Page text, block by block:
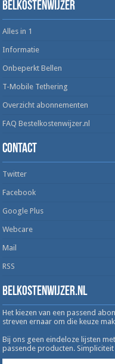
Belkostenwijzer
Alles in 1
Informatie
Onbeperkt Bellen
T-Mobile Tethering
Overzicht abonnementen
FAQ Bestelkostenwijzer.nl
Contact
Twitter
Facebook
Google Plus
Webcare
Mail
RSS
Belkostenwijzer.nl
Het kiezen van een passend
streven ernaar om die keuze
Bij ons geen eindeloze lijsten
passende producten. Simpliciteit